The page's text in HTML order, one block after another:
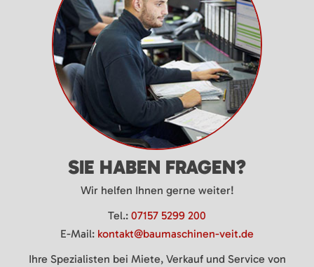
SIE HABEN FRAGEN?
Wir helfen Ihnen gerne weiter!
Tel.: 07157 5299 200
E-Mail: kontakt@baumaschinen-veit.de
Ihre Spezialisten bei Miete, Verkauf und Service von